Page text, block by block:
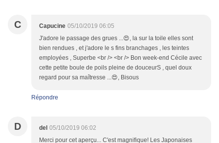
C Capucine 05/10/2019 06:05
J'adore le passage des grues ...😍, la sur la toile elles sont
bien rendues , et j'adore le s fins branchages , les teintes
employées , Superbe <br /> <br /> Bon week-end Cécile avec
cette petite boule de poils pleine de douceurS , quel doux
regard pour sa maîtresse ...😍, Bisous
Répondre
D del 05/10/2019 06:02
Merci pour cet aperçu... C'est magnifique! Les Japonaises